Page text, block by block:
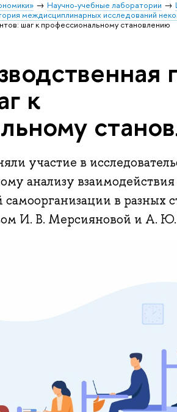
Научно-учебные лаборатории
междисциплинарных исследований
шаг к профессиональному становлению
к
участие в
анализу взаимодействия
в разных
И. В. Мерсияновой и А.